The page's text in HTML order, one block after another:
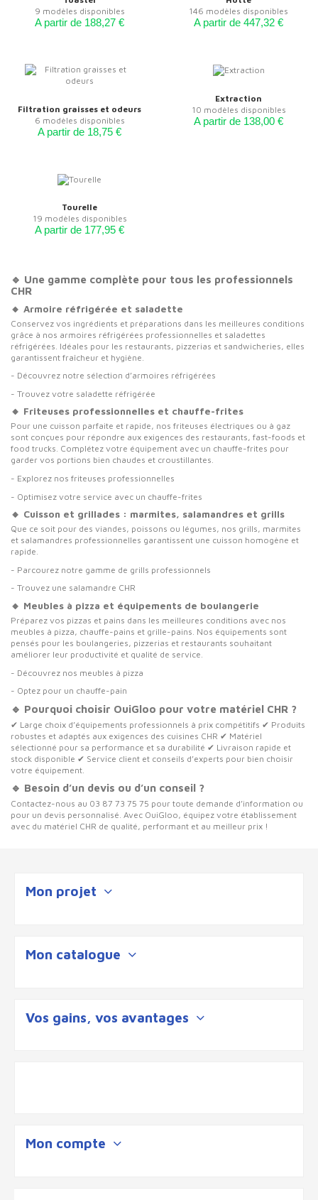
9 modèles disponibles
A partir de 188,27 €
146 modèles disponibles
A partir de 447,32 €
Filtration graisses et odeurs
6 modèles disponibles
A partir de 18,75 €
Extraction
10 modèles disponibles
A partir de 138,00 €
Tourelle
19 modèles disponibles
A partir de 177,95 €
🔹 Une gamme complète pour tous les professionnels
CHR
🔸 Armoire réfrigérée et saladette
Conservez vos ingrédients et préparations dans les meilleures conditions
grâce à nos armoires réfrigérées professionnelles et saladettes
réfrigérées. Idéales pour les restaurants, pizzerias et sandwicheries, elles
garantissent fraîcheur et hygiène.
- Découvrez notre sélection d’armoires réfrigérées
- Trouvez votre saladette réfrigérée
🔸 Friteuses professionnelles et chauffe-frites
Pour une cuisson parfaite et rapide, nos friteuses électriques ou à gaz
sont conçues pour répondre aux exigences des restaurants, fast-foods et
food trucks. Complétez votre équipement avec un chauffe-frites pour
garder vos portions bien chaudes et croustillantes.
- Explorez nos friteuses professionnelles
- Optimisez votre service avec un chauffe-frites
🔸 Cuisson et grillades : marmites, salamandres et grills
Que ce soit pour des viandes, poissons ou légumes, nos grills, marmites
et salamandres professionnelles garantissent une cuisson homogène et
rapide.
- Parcourez notre gamme de grills professionnels
- Trouvez une salamandre CHR
🔸 Meubles à pizza et équipements de boulangerie
Préparez vos pizzas et pains dans les meilleures conditions avec nos
meubles à pizza, chauffe-pains et grille-pains. Nos équipements sont
pensés pour les boulangeries, pizzerias et restaurants souhaitant
améliorer leur productivité et qualité de service.
- Découvrez nos meubles à pizza
- Optez pour un chauffe-pain
🔹 Pourquoi choisir OuiGloo pour votre matériel CHR ?
✔ Large choix d’équipements professionnels à prix compétitifs ✔ Produits
robustes et adaptés aux exigences des cuisines CHR ✔ Matériel
sélectionné pour sa performance et sa durabilité ✔ Livraison rapide et
stock disponible ✔ Service client et conseils d’experts pour bien choisir
votre équipement.
🔹 Besoin d’un devis ou d’un conseil ?
Contactez-nous au 03 87 73 75 75 pour toute demande d’information ou
pour un devis personnalisé. Avec OuiGloo, équipez votre établissement
avec du matériel CHR de qualité, performant et au meilleur prix !
Mon projet
Mon catalogue
Vos gains, vos avantages
Mon compte